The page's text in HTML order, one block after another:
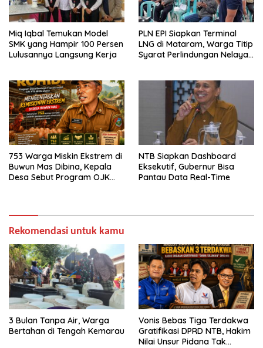
Miq Iqbal Temukan Model
SMK yang Hampir 100 Persen
Lulusannya Langsung Kerja
PLN EPI Siapkan Terminal
LNG di Mataram, Warga Titip
Syarat Perlindungan Nelayan
753 Warga Miskin Ekstrem di
Buwun Mas Dibina, Kepala
Desa Sebut Program OJK
NTB Siapkan Dashboard
Eksekutif, Gubernur Bisa
Pantau Data Real-Time
Rekomendasi untuk kamu
3 Bulan Tanpa Air, Warga
Bertahan di Tengah Kemarau
Vonis Bebas Tiga Terdakwa
Gratifikasi DPRD NTB, Hakim
Nilai Unsur Pidana Tak